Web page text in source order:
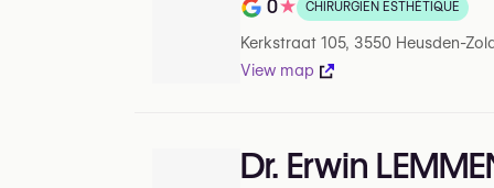
Note de 0 sur 5 sur Google
0★ CHIRURGIEN ESTHÉTIQUE
Kerkstraat 105, 3550 Heusden-
View map
Dr. Erwin